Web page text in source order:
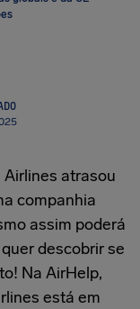
Airlines atrasou
companhia
assim poderá
descobrir se
Na AirHelp,
está em